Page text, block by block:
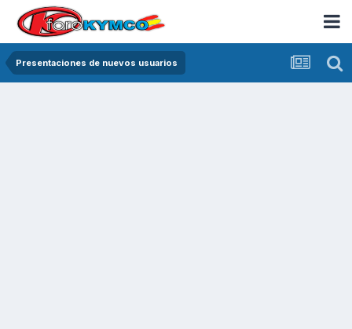
Presentaciones de nuevos usuarios